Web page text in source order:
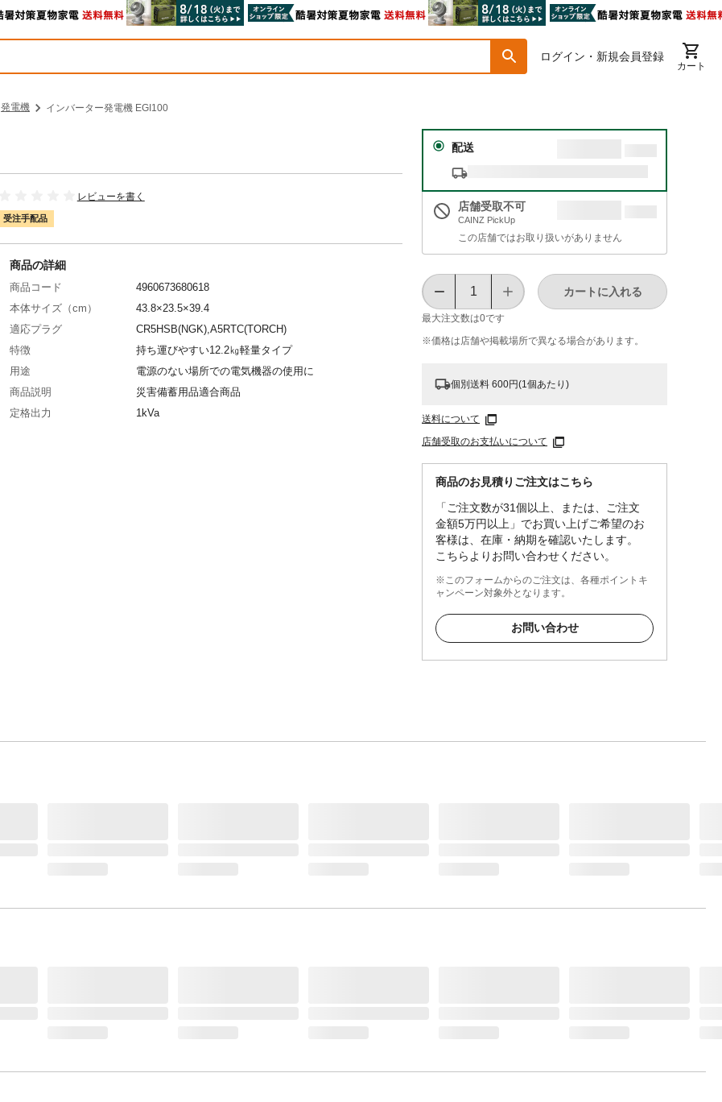
ログイン・新規会員登録
カート
発電機 インバーター発電機 EGI100
レビューを書く
受注手配品
配送
店舗受取不可
CAINZ PickUp
この店舗ではお取り扱いがありません
最大注文数は0です
カートに入れる
※価格は​店舗や​掲載場所で​異なる​場合が​あります。
個別送料 600円(1個あたり)
送料について
店舗受取のお支払いについて
商品のお見積りご注文はこちら
「ご注文数が31個以上、または、ご注文
金額5万円以上」でお買い上げご希望のお
客様は、在庫・納期を確認いたします。
こちらよりお問い合わせください。
※このフォームからのご注文は、各種ポイントキ
ャンペーン対象外となります。
お問い合わせ
商品の詳細
商品コード
4960673680618
本体サイズ（cm）
43.8×23.5×39.4
適応プラグ
CR5HSB(NGK),A5RTC(TORCH)
特徴
持ち運びやすい12.2㎏軽量タイプ
用途
電源のない場所での電気機器の使用に
商品説明
災害備蓄用品適合商品
定格出力
1kVa